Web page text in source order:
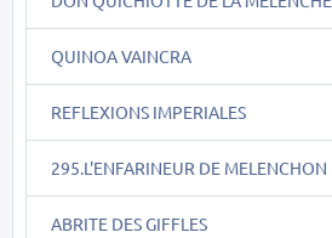
QUINOA VAINCRA
REFLEXIONS IMPERIALES
295.L'ENFARINEUR DE MELENCHON
ABRITE DES GIFFLES